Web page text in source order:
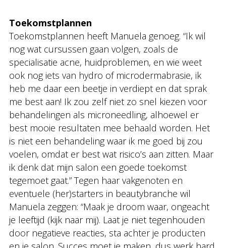
Toekomstplannen
Toekomstplannen heeft Manuela genoeg. “Ik wil
nog wat cursussen gaan volgen, zoals de
specialisatie acne, huidproblemen, en wie weet
ook nog iets van hydro of microdermabrasie, ik
heb me daar een beetje in verdiept en dat sprak
me best aan! Ik zou zelf niet zo snel kiezen voor
behandelingen als microneedling, alhoewel er
best mooie resultaten mee behaald worden. Het
is niet een behandeling waar ik me goed bij zou
voelen, omdat er best wat risico’s aan zitten. Maar
ik denk dat mijn salon een goede toekomst
tegemoet gaat.” Tegen haar vakgenoten en
eventuele (her)starters in beautybranche wil
Manuela zeggen: “Maak je droom waar, ongeacht
je leeftijd (kijk naar mij). Laat je niet tegenhouden
door negatieve reacties, sta achter je producten